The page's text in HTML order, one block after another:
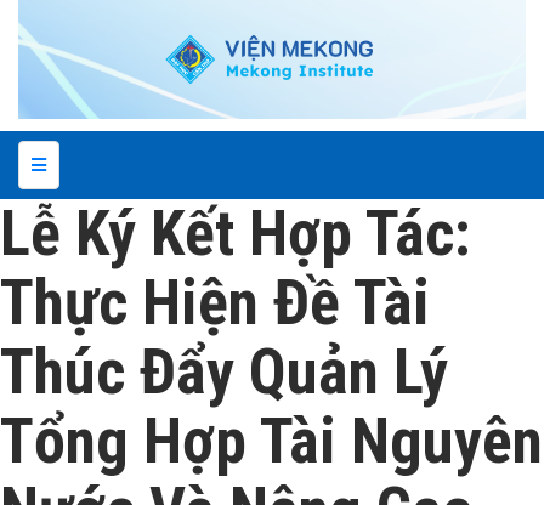
Lễ Ký Kết Hợp Tác:
Thực Hiện Đề Tài
Thúc Đẩy Quản Lý
Tổng Hợp Tài Nguyên